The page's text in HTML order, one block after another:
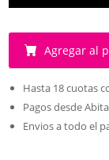
Agregar al
Hasta 18 cuotas
Pagos desde
Envios a todo el